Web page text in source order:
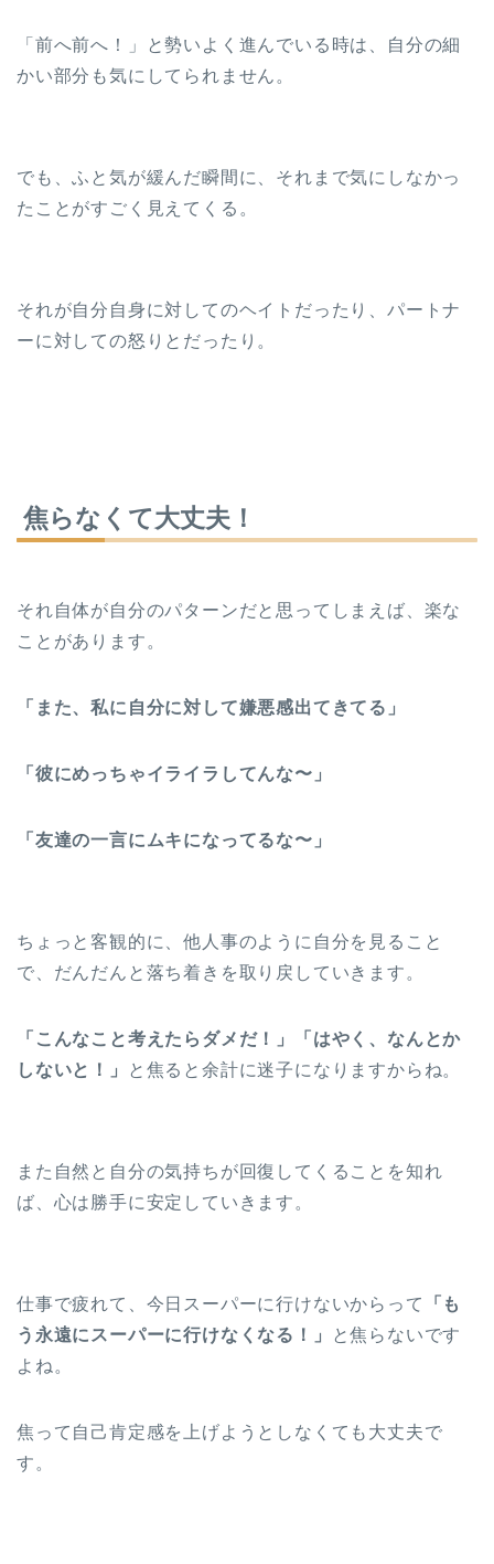
「前へ前へ！」と勢いよく進んでいる時は、自分の細
かい部分も気にしてられません。
でも、ふと気が緩んだ瞬間に、それまで気にしなかっ
たことがすごく見えてくる。
それが自分自身に対してのヘイトだったり、パートナ
ーに対しての怒りとだったり。
焦らなくて大丈夫！
それ自体が自分のパターンだと思ってしまえば、楽な
ことがあります。
「また、私に自分に対して嫌悪感出てきてる」
「彼にめっちゃイライラしてんな〜」
「友達の一言にムキになってるな〜」
ちょっと客観的に、他人事のように自分を見ること
で、だんだんと落ち着きを取り戻していきます。
「こんなこと考えたらダメだ！」「はやく、なんとか
しないと！」
と焦ると余計に迷子になりますからね。
また自然と自分の気持ちが回復してくることを知れ
ば、心は勝手に安定していきます。
仕事で疲れて、今日スーパーに行けないからって
「も
う永遠にスーパーに行けなくなる！」
と焦らないです
よね。
焦って自己肯定感を上げようとしなくても大丈夫で
す。